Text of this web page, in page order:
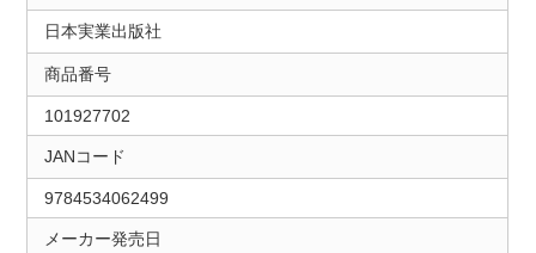
日本実業出版社
商品番号
101927702
JANコード
9784534062499
メーカー発売日